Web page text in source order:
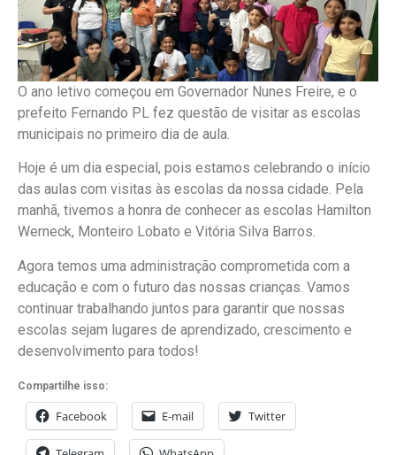
O ano letivo começou em Governador Nunes Freire, e o
prefeito Fernando PL fez questão de visitar as escolas
municipais no primeiro dia de aula.
Hoje é um dia especial, pois estamos celebrando o início
das aulas com visitas às escolas da nossa cidade. Pela
manhã, tivemos a honra de conhecer as escolas Hamilton
Werneck, Monteiro Lobato e Vitória Silva Barros.
Agora temos uma administração comprometida com a
educação e com o futuro das nossas crianças. Vamos
continuar trabalhando juntos para garantir que nossas
escolas sejam lugares de aprendizado, crescimento e
desenvolvimento para todos!
Compartilhe isso:
Facebook E-mail Twitter